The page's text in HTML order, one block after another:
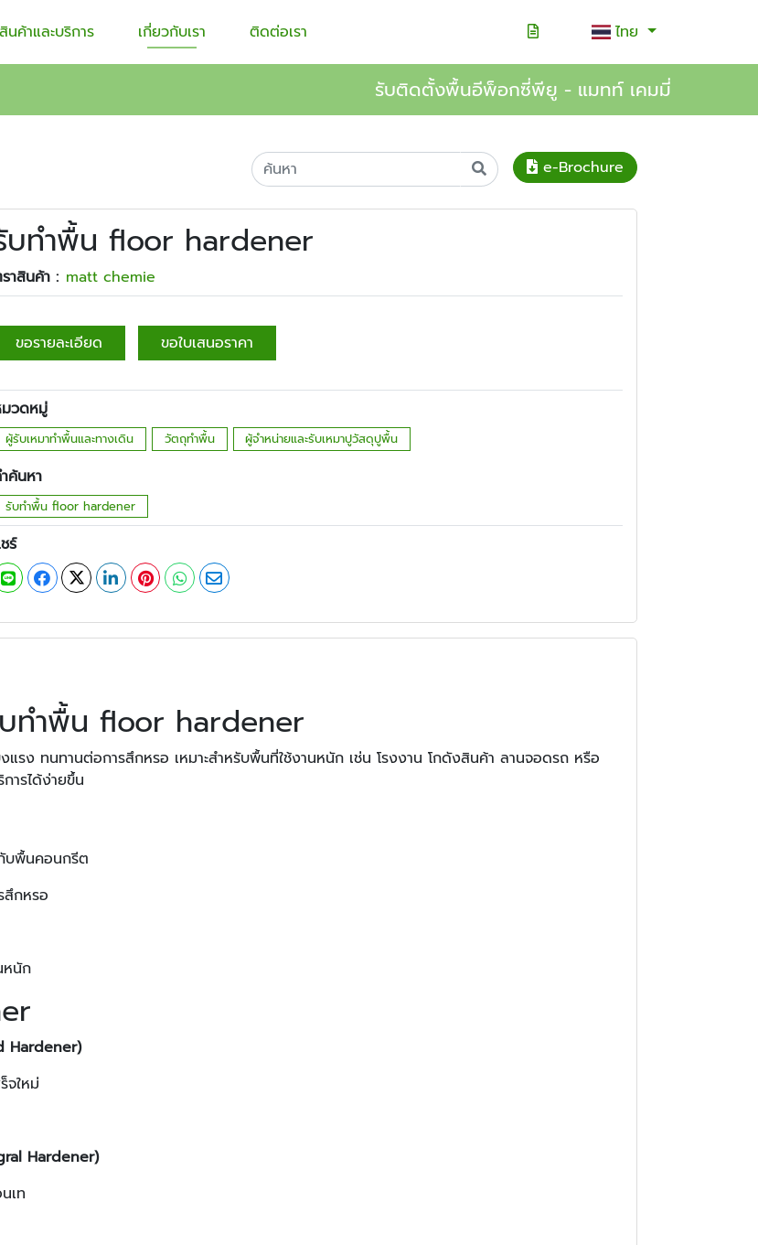
สินค้าและบริการ เกี่ยวกับเรา ติดต่อเรา ไทย
รับติดตั้งพื้นอีพ็อกซี่พียู - แมทท์ เคมมี่
e-Brochure
บทำพื้น floor hardener
าสินค้า : matt chemie
ขอรายละเอียด ขอใบเสนอราคา
วดหมู่
ผู้รับเหมาทำพื้นและทางเดิน วัตถุทำพื้น ผู้จำหน่ายและรับเหมาปูวัสดุปูพื้น
ค้นหา
รับทำพื้น floor hardener
ร์
ทำพื้น floor hardener
ง ทนทานต่อการสึกหรอ เหมาะสำหรับพื้นที่ใช้งานหนัก เช่น โรงงาน โกดังสินค้า ลานจอดรถ หรือ
ารได้ง่ายขึ้น
บพื้นคอนกรีต
สึกหรอ
หนัก
Hardener)
จใหม่
Hardener)
เท